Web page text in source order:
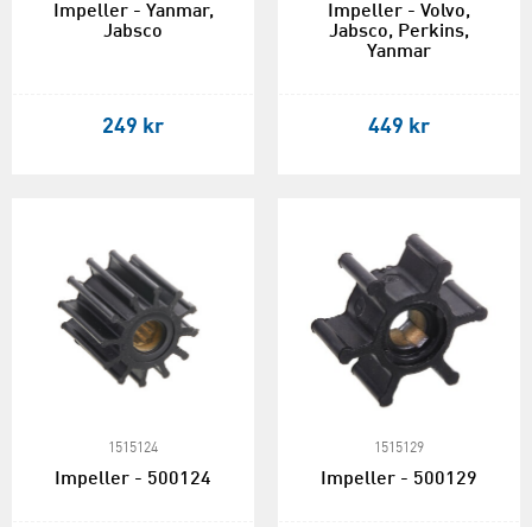
Impeller - Yanmar,
Jabsco
249 kr
Impeller - Volvo,
Jabsco, Perkins,
Yanmar
449 kr
1515124
Impeller - 500124
1515129
Impeller - 500129